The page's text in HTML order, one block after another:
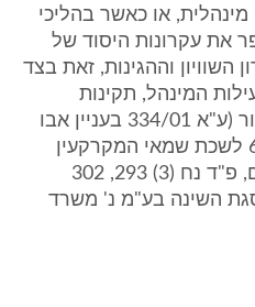
או כאשר בהליכי
את עקרונות היסוד של
השוויון וההגינות, זאת בצד
המינהל, תקינות
פעילותו וחיסכון בכספי ציבור (ע"א 334/01 בעניין אבו
שינדי, לעיל; עע"מ 6464/03 לשכת שמאי המקרקעין
בישראל נ' משרד המשפטים, פ"ד נח (3) 293, 302
ועע"מ 6733/07 פסגת השינה בע"מ נ' משרד